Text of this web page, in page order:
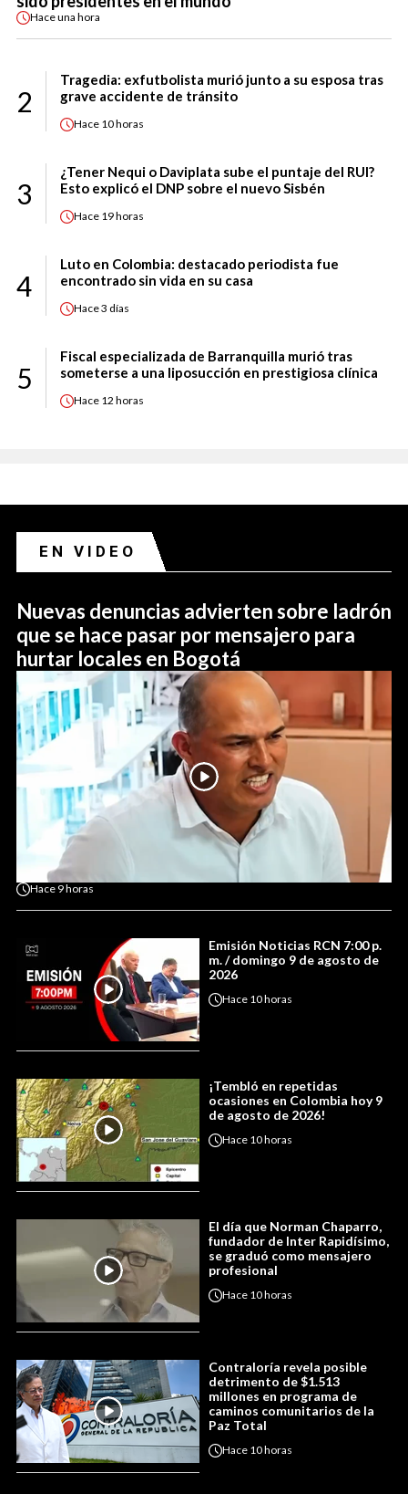
Haceuna hora
2
Tragedia: exfutbolista murió junto a su esposa tras
grave accidente de tránsito
Hace 10 horas
3
¿Tener Nequi o Daviplata sube el puntaje del RUI?
Esto explicó el DNP sobre el nuevo Sisbén
Hace 19 horas
4
Luto en Colombia: destacado periodista fue
encontrado sin vida en su casa
Hace3 días
5
Fiscal especializada de Barranquilla murió tras
someterse a una liposucción en prestigiosa clínica
Hace 12 horas
EN VIDEO
Nuevas denuncias advierten sobre ladrón
que se hace pasar por mensajero para
hurtar locales en Bogotá
Hace 9 horas
Emisión Noticias RCN 7:00 p.
m. / domingo 9 de agosto de
2026
Hace 10 horas
¡Tembló en repetidas
ocasiones en Colombia hoy 9
de agosto de 2026!
Hace 10 horas
El día que Norman Chaparro,
fundador de Inter Rapidísimo,
se graduó como mensajero
profesional
Hace 10 horas
Contraloría revela posible
detrimento de $1.513
millones en programa de
caminos comunitarios de la
Paz Total
Hace 10 horas